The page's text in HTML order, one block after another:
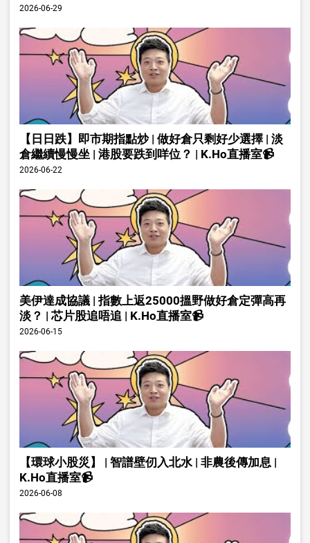
2026-06-29
【日日跌】即市期指點炒 | 做好倉只剩好少選擇 | 淡
倉繼續慢慢坐 | 港股要跌到咩位？ | K.Ho直播室📹
2026-06-22
美伊達成協議 | 指數上返25000搵野做好倉定彈高再
淡？ | 芯片股追唔追 | K.Ho直播室📹
2026-06-15
【環球小股災】 | 智譜壁仞入北水 | 非農後傳加息 |
K.Ho直播室📹
2026-06-08